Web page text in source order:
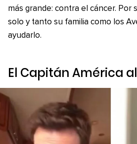
más grande: contra el cáncer. Por
solo y tanto su familia como los
ayudarlo.
El Capitán América